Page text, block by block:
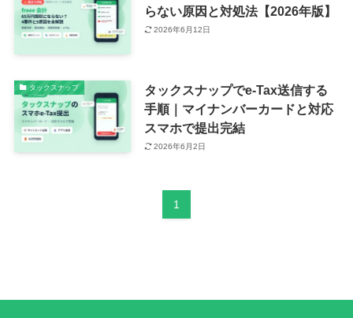
らない原因と対処法【2026年版】
2026年6月12日
タックスナップ
タックスナップでe-Tax送信する
手順｜マイナンバーカードと対応
スマホで提出完結
2026年6月2日
1